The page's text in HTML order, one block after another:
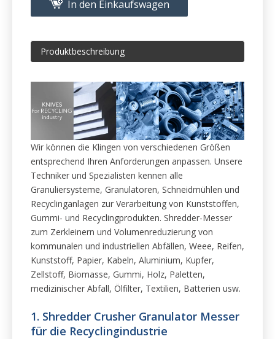
Produktbeschreibung
Wir können die Klingen von verschiedenen Größen
entsprechend Ihren Anforderungen anpassen. Unsere
Techniker und Spezialisten kennen alle
Granuliersysteme, Granulatoren, Schneidmühlen und
Recyclinganlagen zur Verarbeitung von Kunststoffen,
zum Zerkleinern und Volumenreduzierung von
kommunalen und industriellen Abfällen, Weee, Reifen,